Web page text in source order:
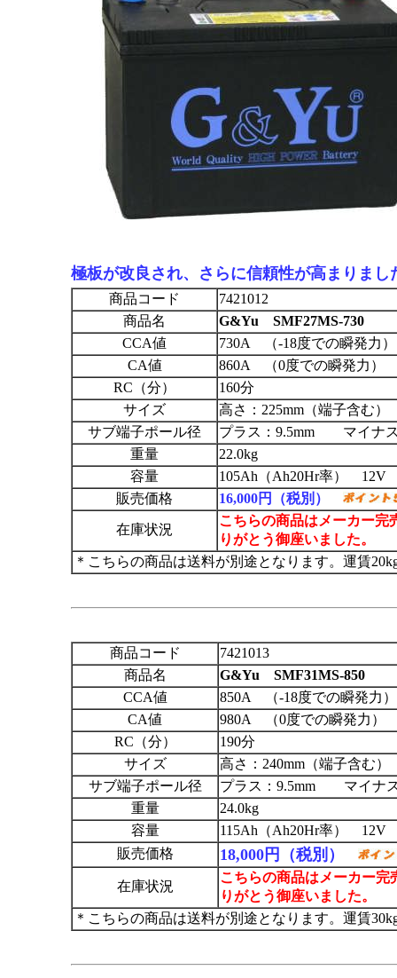
極板が改良され、さらに信頼性が高まりま
商品コード
7421012
商品名
G&Yu SMF27MS-730
CCA値
730A （-18度での瞬発力）
CA値
860A （0度での瞬発力）
RC（分）
160分
サイズ
高さ：225mm（端子含む
サブ端子ポール径
プラス：9.5mm マイナス
重量
22.0kg
容量
105Ah（Ah20Hr率） 12V
販売価格
16,000円（税別）
在庫状況
こちらの商品はメーカー完
りがとう御座いました。
＊こちらの商品は送料が別途となります。運賃
商品コード
7421013
商品名
G&Yu SMF31MS-850
CCA値
850A （-18度での瞬発力）
CA値
980A （0度での瞬発力）
RC（分）
190分
サイズ
高さ：240mm（端子含む
サブ端子ポール径
プラス：9.5mm マイナス
重量
24.0kg
容量
115Ah（Ah20Hr率） 12V
販売価格
18,000円（税別）
在庫状況
こちらの商品はメーカー完
りがとう御座いました。
＊こちらの商品は送料が別途となります。運賃